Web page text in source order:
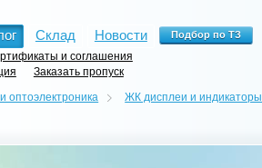
Склад Новости
и соглашения
Заказать пропуск
оптоэлектроника ЖК дисплеи и индикаторы